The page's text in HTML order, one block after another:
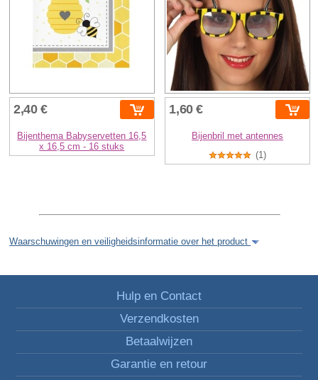
2,40 €
Bijenthema Babyservetten 16,5
x 16,5 cm - 16 stuks
1,60 €
Bijenbril met antennes
(1)
Waarschuwingen en veiligheidsinformatie over het product
Hulp en Contact
Verzendkosten
Betaalwijzen
Garantie en retour